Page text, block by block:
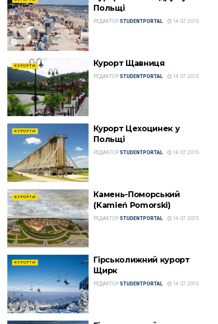
Польщі
РЕДАКТОР STUDENTPORTAL 14.07.2015
КУРОРТИ Курорт Щавниця
РЕДАКТОР STUDENTPORTAL 14.07.2015
КУРОРТИ
Курорт Цехоцинек у
Польщі
РЕДАКТОР STUDENTPORTAL 14.07.2015
КУРОРТИ
Камень-Поморський
(Kamień Pomorski)
РЕДАКТОР STUDENTPORTAL 14.07.2015
КУРОРТИ
Гірськолижний курорт
Щирк
РЕДАКТОР STUDENTPORTAL 14.07.2015